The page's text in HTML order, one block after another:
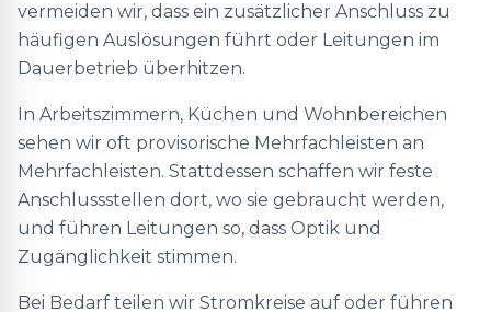
vermeiden wir, dass ein zusätzlicher Anschluss zu
häufigen Auslösungen führt oder Leitungen im
Dauerbetrieb überhitzen.
In Arbeitszimmern, Küchen und Wohnbereichen
sehen wir oft provisorische Mehrfachleisten an
Mehrfachleisten. Stattdessen schaffen wir feste
Anschlussstellen dort, wo sie gebraucht werden,
und führen Leitungen so, dass Optik und
Zugänglichkeit stimmen.
Bei Bedarf teilen wir Stromkreise auf oder führen